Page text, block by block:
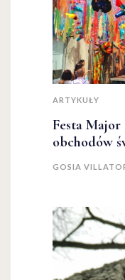
ARTYKUŁY
Festa Major
obchodów
GOSIA